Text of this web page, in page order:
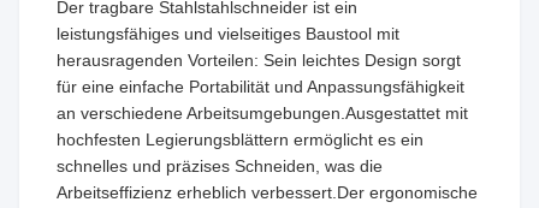
Der tragbare Stahlstahlschneider ist ein
leistungsfähiges und vielseitiges Baustool mit
herausragenden Vorteilen: Sein leichtes Design sorgt
für eine einfache Portabilität und Anpassungsfähigkeit
an verschiedene Arbeitsumgebungen.Ausgestattet mit
hochfesten Legierungsblättern ermöglicht es ein
schnelles und präzises Schneiden, was die
Arbeitseffizienz erheblich verbessert.Der ergonomische